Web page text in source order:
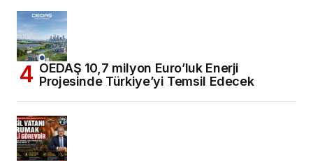
OEDAŞ 10,7 milyon Euro’luk Enerji
Projesinde Türkiye’yi Temsil Edecek